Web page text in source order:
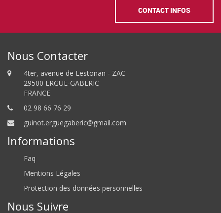
CONTACT INFOS
Nous Contacter
4ter, avenue de Lestonan - ZAC
29500 ERGUE-GABERIC
FRANCE
02 98 66 76 29
guinot.erguegaberic@gmail.com
Informations
Faq
Mentions Légales
Protection des données personnelles
Nous Suivre